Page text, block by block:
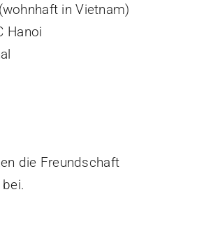
in Vietnam)
Hanoi
die Freundschaft